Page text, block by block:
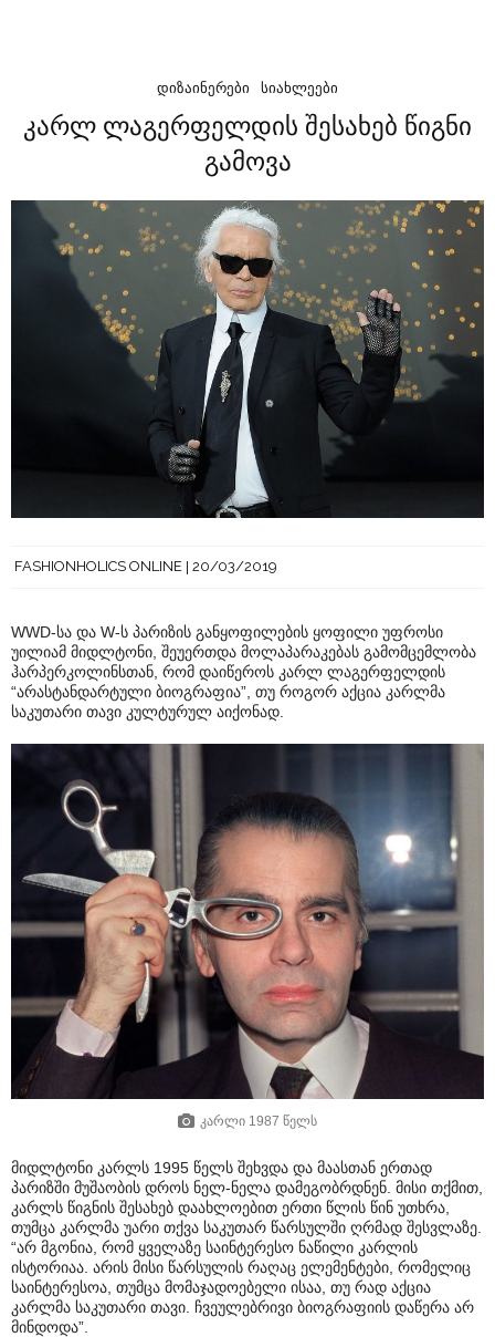
ᲓᲘᲖᲐᲘᲜᲔᲠᲔᲑᲘ ᲡᲘᲐᲮᲚᲔᲔᲑᲘ
კარლ ლაგერფელდის შესახებ წიგნი
გამოვა
FASHIONHOLICS ONLINE 20/03/2019
WWD-სა და W-ს პარიზის განყოფილების ყოფილი უფროსი
უილიამ მიდლტონი, შეუერთდა მოლაპარაკებას გამომცემლობა
ჰარპერკოლინსთან, რომ დაიწეროს კარლ ლაგერფელდის
“არასტანდარტული ბიოგრაფია”, თუ როგორ აქცია კარლმა
საკუთარი თავი კულტურულ აიქონად.
კარლი 1987 წელს
მიდლტონი კარლს 1995 წელს შეხვდა და მაასთან ერთად
პარიზში მუშაობის დროს ნელ-ნელა დამეგობრდნენ. მისი თქმით,
კარლს წიგნის შესახებ დაახლოებით ერთი წლის წინ უთხრა,
თუმცა კარლმა უარი თქვა საკუთარ წარსულში ღრმად შესვლაზე.
“არ მგონია, რომ ყველაზე საინტერესო ნაწილი კარლის
ისტორიაა. არის მისი წარსულის რაღაც ელემენტები, რომელიც
საინტერესოა, თუმცა მომაჯადოებელი ისაა, თუ რად აქცია
კარლმა საკუთარი თავი. ჩვეულებრივი ბიოგრაფიის დაწერა არ
მინდოდა”.